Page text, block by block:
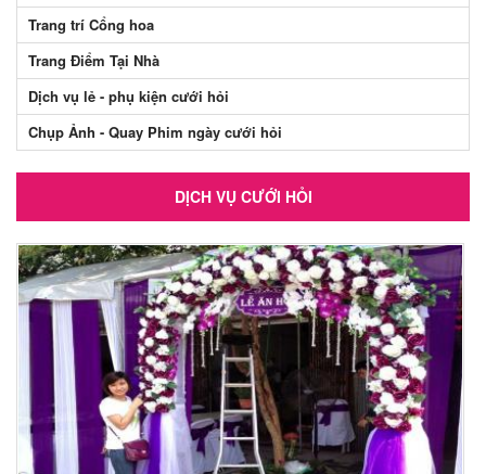
Trang trí Cổng hoa
Trang Điểm Tại Nhà
Dịch vụ lẻ - phụ kiện cưới hỏi
Chụp Ảnh - Quay Phim ngày cưới hỏi
DỊCH VỤ CƯỚI HỎI